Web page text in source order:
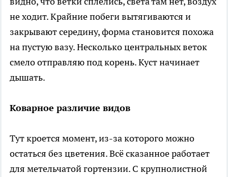
не ходит. Крайние побеги вытягиваются и
закрывают середину, форма становится похожа
на пустую вазу. Несколько центральных веток
смело отправляю под корень. Куст начинает
дышать.
Коварное различие видов
Тут кроется момент, из-за которого можно
остаться без цветения. Всё сказанное работает
для метельчатой гортензии. С крупнолистной